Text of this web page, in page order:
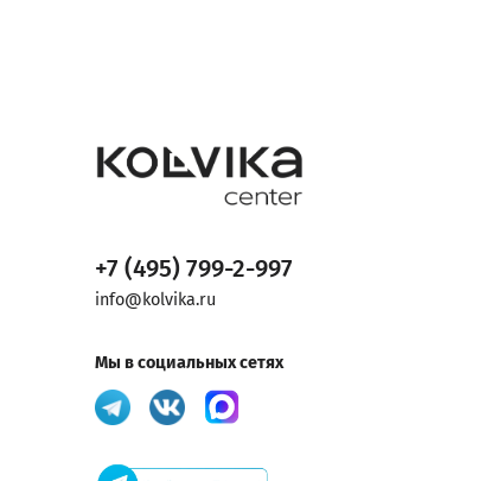
+7 (495) 799-2-997
info@kolvika.ru
Мы в социальных сетях